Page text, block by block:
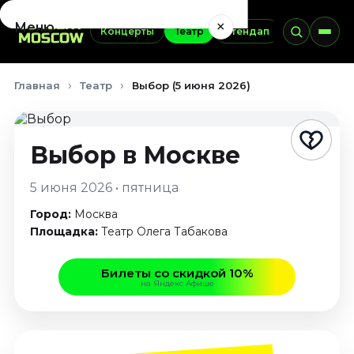
Концерты Театр Стендап Выставки
Меню ×
Сентябрь 2026
Ноябрь 2026
Театр
Август 2026
Сентябрь 2026
Октябрь 2026
Главная Театр Выбор (5 июня 2026)
Выбор в Москве
5 июня 2026 • пятница
Город: Москва
Площадка: Театр Олега Табакова
Билеты со скидкой 10%
на Яндекс Афише